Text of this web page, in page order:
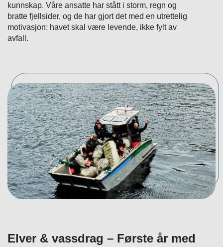
kunnskap. Våre ansatte har stått i storm, regn og
bratte fjellsider, og de har gjort det med en utrettelig
motivasjon: havet skal være levende, ikke fylt av
avfall.
Elver & vassdrag – Første år med